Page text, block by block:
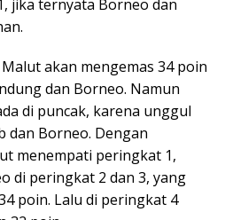
jika ternyata Borneo dan
akan mengemas 34 poin
dan Borneo. Namun
di puncak, karena unggul
dan Borneo. Dengan
menempati peringkat 1,
di peringkat 2 dan 3, yang
poin. Lalu di peringkat 4